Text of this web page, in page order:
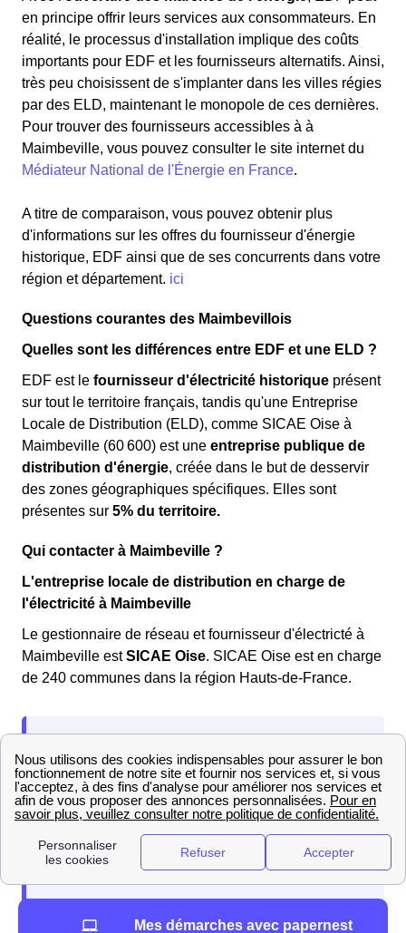
en principe offrir leurs services aux consommateurs. En
réalité, le processus d'installation implique des coûts
importants pour EDF et les fournisseurs alternatifs. Ainsi,
très peu choisissent de s'implanter dans les villes régies
par des ELD, maintenant le monopole de ces dernières.
Pour trouver des fournisseurs accessibles à à
Maimbeville, vous pouvez consulter le site internet du
Médiateur National de l'Énergie en France.
A titre de comparaison, vous pouvez obtenir plus
d'informations sur les offres du fournisseur d'énergie
historique, EDF ainsi que de ses concurrents dans votre
région et département. ici
Questions courantes des Maimbevillois
Quelles sont les différences entre EDF et une ELD ?
EDF est le fournisseur d'électricité historique présent
sur tout le territoire français, tandis qu'une Entreprise
Locale de Distribution (ELD), comme SICAE Oise à
Maimbeville (60 600) est une entreprise publique de
distribution d'énergie, créée dans le but de desservir
des zones géographiques spécifiques. Elles sont
présentes sur 5% du territoire.
Qui contacter à Maimbeville ?
L'entreprise locale de distribution en charge de
l'électricité à Maimbeville
Le gestionnaire de réseau et fournisseur d'électricté à
Maimbeville estSICAE Oise. SICAE Oise est en charge
de 240 communes dans la région Hauts-de-France.
Mes démarches avec papernest